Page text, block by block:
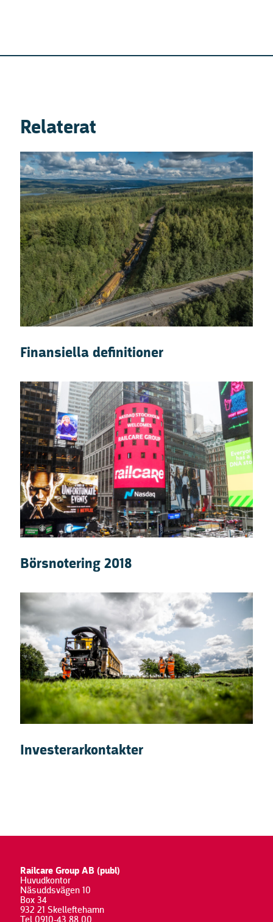
Relaterat
Finansiella definitioner
Börsnotering 2018
Investerarkontakter
Railcare Group AB (publ)
Huvudkontor
Näsuddsvägen 10
Box 34
932 21 Skelleftehamn